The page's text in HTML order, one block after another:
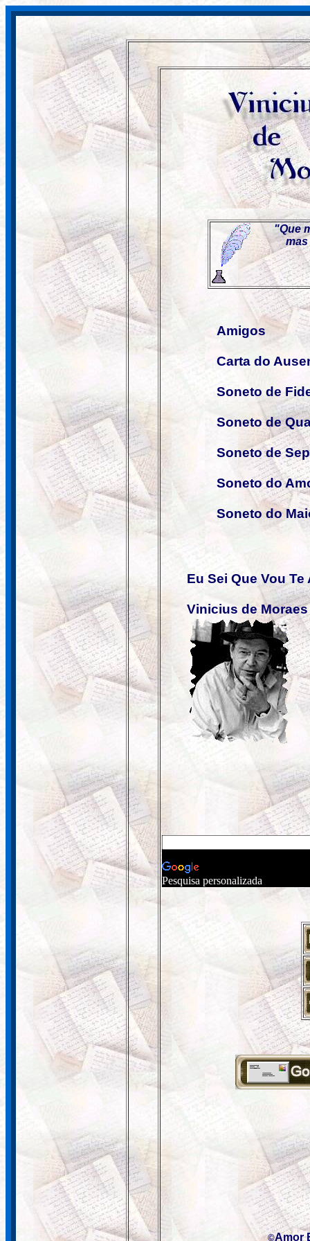
"Que
mas
Amigos
Carta do
Soneto de
Soneto de
Soneto de
Soneto do
Soneto do
Eu Sei Que Vou Te
Vinicius de
Pesquisa personalizada
©Amor